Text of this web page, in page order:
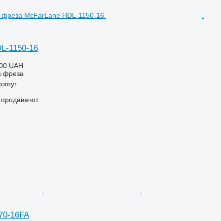
1150-16
UAH
фреза
продавачот
16FA